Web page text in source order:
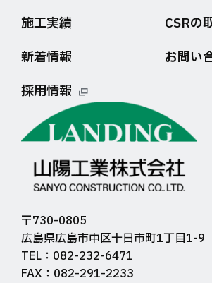
施工実績
CSRの
新着情報
お問い
採用情報
〒730-0805
広島県広島市中区十日市町1丁目1-9
TEL：082-232-6471
FAX：082-291-2233